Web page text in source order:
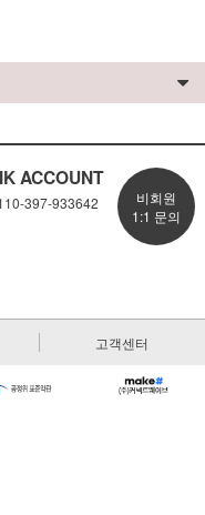
ACCOUNT
397-933642
비회원
1:1 문의
고객센터